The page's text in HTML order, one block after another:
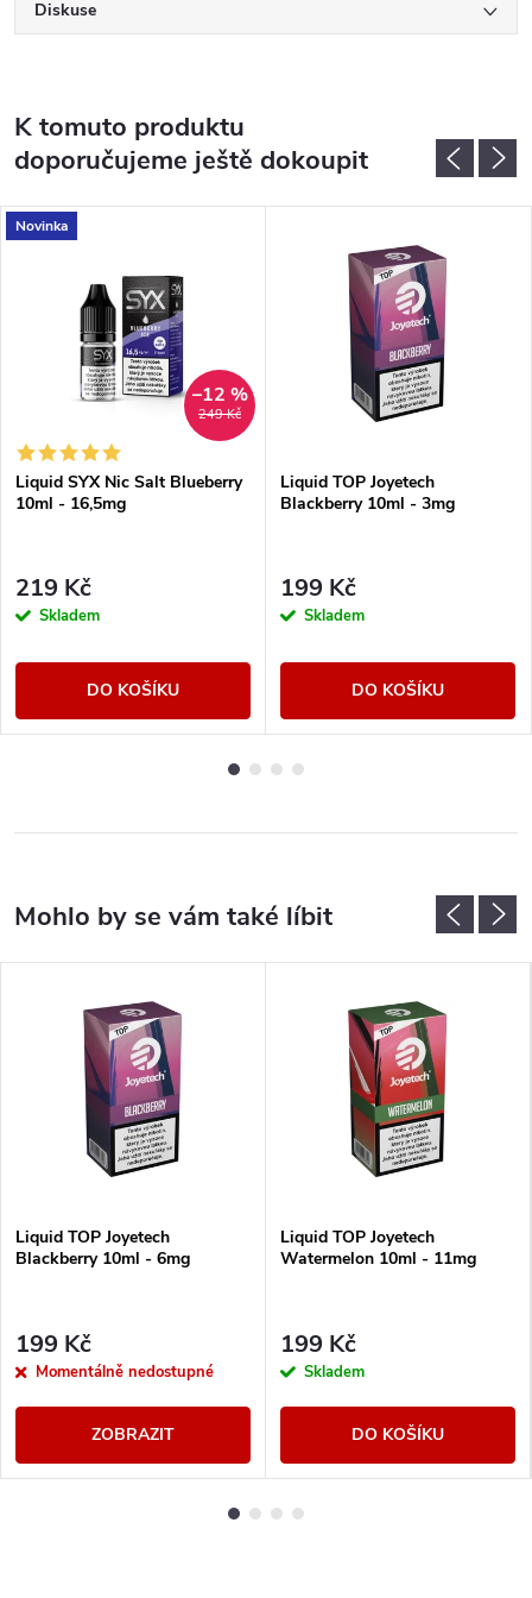
Diskuse
K tomuto produktu
doporučujeme ještě dokoupit
Novinka
249 Kč
–12 %
Liquid SYX Nic Salt Blueberry
10ml - 16,5mg
219 Kč
Skladem
DO KOŠÍKU
Liquid TOP Joyetech
Blackberry 10ml - 3mg
199 Kč
Skladem
DO KOŠÍKU
Liquid TOP Joyetech
Blackberry 10ml - 6mg
199 Kč
Momentálně nedostupné
ZOBRAZIT
Liquid TOP Joyetech
Watermelon 10ml - 11mg
199 Kč
Skladem
DO KOŠÍKU